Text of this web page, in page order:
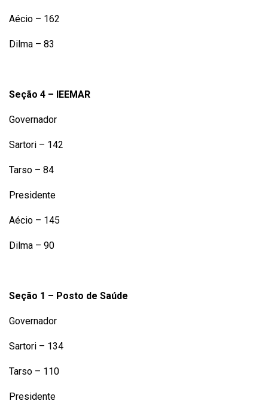
Aécio – 162
Dilma – 83
Seção 4 – IEEMAR
Governador
Sartori – 142
Tarso – 84
Presidente
Aécio – 145
Dilma – 90
Seção 1 – Posto de Saúde
Governador
Sartori – 134
Tarso – 110
Presidente